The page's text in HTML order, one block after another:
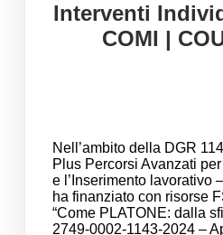
Interventi
COMI |
Nell’ambito della DGR
Plus Percorsi Avanzati
e l’Inserimento lavorativo
ha finanziato con risorse
“Come PLATONE: dalla
2749-0002-1143-2024 –